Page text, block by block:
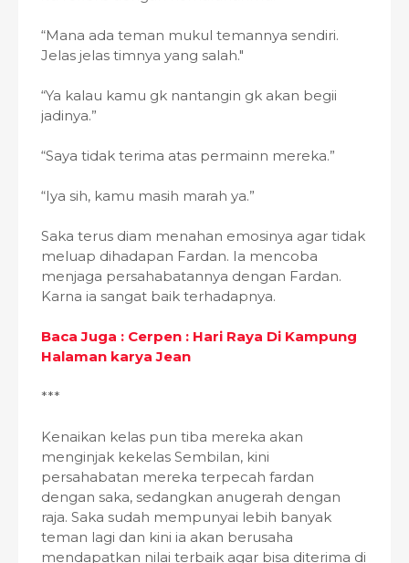
“Mana ada teman mukul temannya sendiri.
Jelas jelas timnya yang salah."
“Ya kalau kamu gk nantangin gk akan begii
jadinya.”
“Saya tidak terima atas permainn mereka.”
“Iya sih, kamu masih marah ya.”
Saka terus diam menahan emosinya agar tidak
meluap dihadapan Fardan. Ia mencoba
menjaga persahabatannya dengan Fardan.
Karna ia sangat baik terhadapnya.
Baca Juga : Cerpen : Hari Raya Di Kampung
Halaman karya Jean
***
Kenaikan kelas pun tiba mereka akan
menginjak kekelas Sembilan, kini
persahabatan mereka terpecah fardan
dengan saka, sedangkan anugerah dengan
raja. Saka sudah mempunyai lebih banyak
teman lagi dan kini ia akan berusaha
mendapatkan nilai terbaik agar bisa diterima di